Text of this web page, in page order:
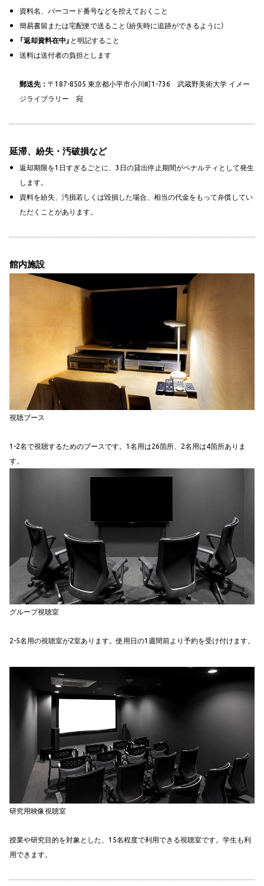
資料名、バーコード番号などを控えておくこと
簡易書留または宅配便で送ること（紛失時に追跡ができるように）
「返却資料在中」 と明記すること
送料は送付者の負担とします
郵送先： 〒187-8505 東京都小平市小川町1-736 武蔵野美術大学 イメー
ジライブラリー 宛
延滞、紛失・汚破損など
返却期限を1日すぎるごとに、3日の貸出停止期間がペナルティとして発生
します。
資料を紛失、汚損若しくは毀損した場合、相当の代金をもって弁償してい
ただくことがあります。
館内施設
視聴ブース
1-2名で視聴するためのブースです。1名用は26箇所、2名用は4箇所ありま
す。
グループ視聴室
2-5名用の視聴室が2室あります。使用日の1週間前より予約を受け付けます。
研究用映像視聴室
授業や研究目的を対象とした、15名程度で利用できる視聴室です。学生も利
用できます。